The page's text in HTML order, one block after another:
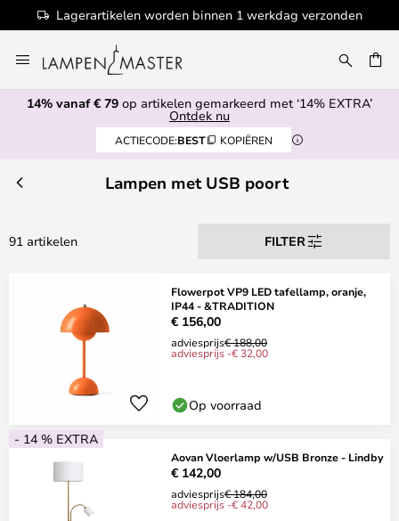
1 werkdag verzonden 100+
naar
de
inhoud
14% vanaf € 79 op artikelen gemarkeerd met ‘14% EXTRA’
Ontdek nu
ACTIECODE:BEST KOPIËREN
Lampen met USB poort
91 artikelen FILTER
Flowerpot VP9 LED tafellamp, oranje,
IP44 - &TRADITION
€ 156,00
adviesprijs€ 188,00
adviesprijs -€ 32,00
Op voorraad
- 14 % EXTRA
Aovan Vloerlamp w/USB Bronze - Lindby
€ 142,00
adviesprijs€ 184,00
adviesprijs -€ 42,00